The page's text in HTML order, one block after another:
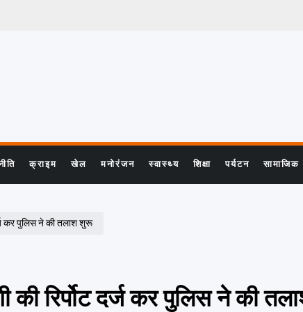
क्राइम खेल मनोरंजन स्वास्थ्य शिक्षा पर्यटन सामाजिक
कर पुलिस ने की तलाश शुरू
रिर्पोट दर्ज कर पुलिस ने की